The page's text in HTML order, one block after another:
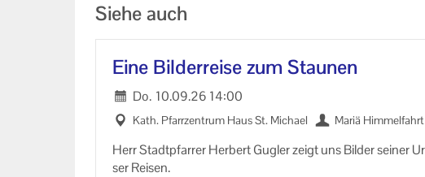
Siehe auch
Eine Bil­der­rei­se zum Stau­nen
Do. 10.09.26 14:00
Kath. Pfarr­zen­trum Haus St. Mi­cha­el Mariä Him­mel­fahrt
Herr Stadt­pfar­rer Her­bert Gug­ler zeigt uns Bil­der sei­ner
ser Rei­sen.